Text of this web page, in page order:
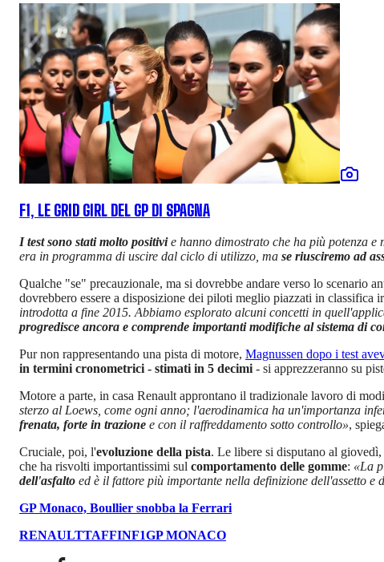
F1, LE GRID GIRL DEL GP DI SPAGNA
I test sono stati molto positivie hanno dimostrato che ha più potenza
era in programma di uscire dal ciclo di utilizzo, ma se riusciremo ad
Qualche "se" precauzionale, ma si dovrebbe andare verso lo scenario
dovrebbero essere a disposizione dei piloti meglio piazzati in classifica
introdotta a fine 2015. Abbiamo esplorato alcuni concetti in
progredisce ancora e comprende importanti modifiche al sistema di
Pur non rappresentando una pista di motore, Magnussen dopo i test
in termini cronometrici - stimati in 5 decimi - si apprezzeranno su
Motore a parte, in casa Renault approntano il tradizionale lavoro di
sterzo al Loews, come ogni anno; l'aerodinamica ha un'importanza
frenata, forte in trazione e con il raffreddamento sotto controllo»,
Cruciale, poi, l'evoluzione della pista. Le libere si disputano al
che ha risvolti importantissimi sul comportamento delle gomme: «La
dell'asfalto ed è il fattore più importante nella definizione dell'assetto e
GP Monaco, Boullier snobba la Ferrari
RENAULTTAFFINF1GP MONACO